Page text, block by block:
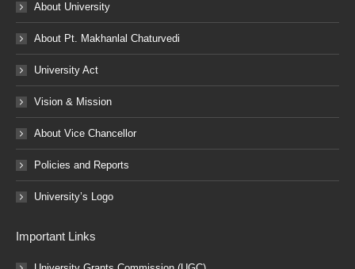
About University
About Pt. Makhanlal Chaturvedi
University Act
Vision & Mission
About Vice Chancellor
Policies and Reports
University’s Logo
Important Links